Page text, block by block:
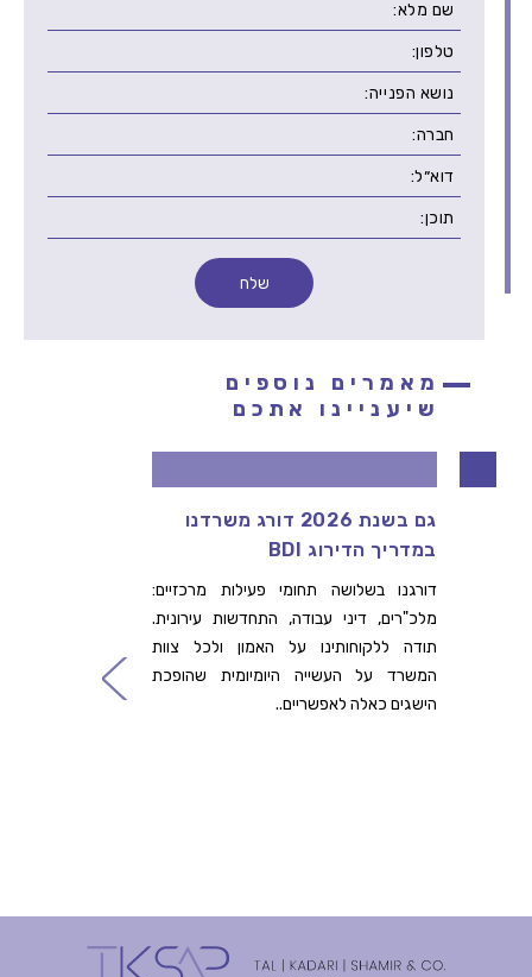
מאמרים נוספים
שיעניינו אתכם
גם בשנת 2026 דורג משרדנו
במדריך הדירוג BDI
דורגנו בשלושה תחומי פעילות מרכזיים:
מלכ"רים, דיני עבודה, התחדשות עירונית.
תודה ללקוחותינו על האמון ולכל צוות
המשרד על העשייה היומיומית שהופכת
הישגים כאלה לאפשריים..